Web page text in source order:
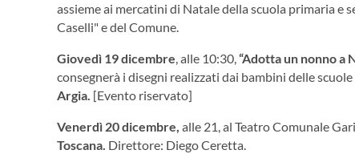
assieme ai mercatini di Natale della scuola primaria e
Caselli" e del Comune.
Giovedì 19 dicembre, alle 10:30,“Adotta un nonno a
consegnerà i disegni realizzati dai bambini delle
Argia. [Evento riservato]
Venerdì 20 dicembre, alle 21, al Teatro Comunale
Toscana. Direttore: Diego Ceretta.